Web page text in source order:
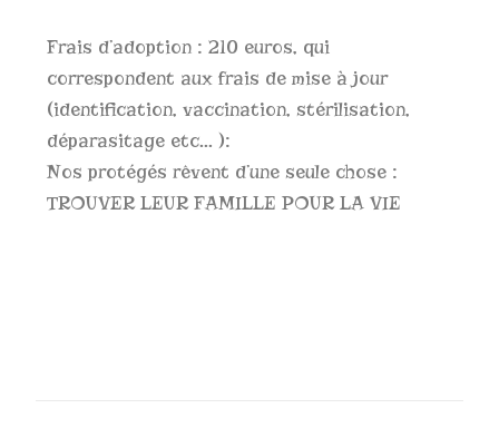
Frais d’adoption : 210 euros, qui
correspondent aux frais de mise à jour
(identification, vaccination, stérilisation,
déparasitage etc… ):
Nos protégés rêvent d’une seule chose :
TROUVER LEUR FAMILLE POUR LA VIE